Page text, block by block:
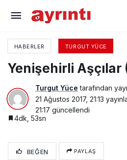
HABERLER TURGUT YÜCE
Yenişehirli Aşçılar
Turgut Yüce tarafından
21 Ağustos 2017, 21:13
21:17 güncellendi
4dk, 53sn
BEĞEN PAYLAŞ
Yenişehirli Aşçılar (3)